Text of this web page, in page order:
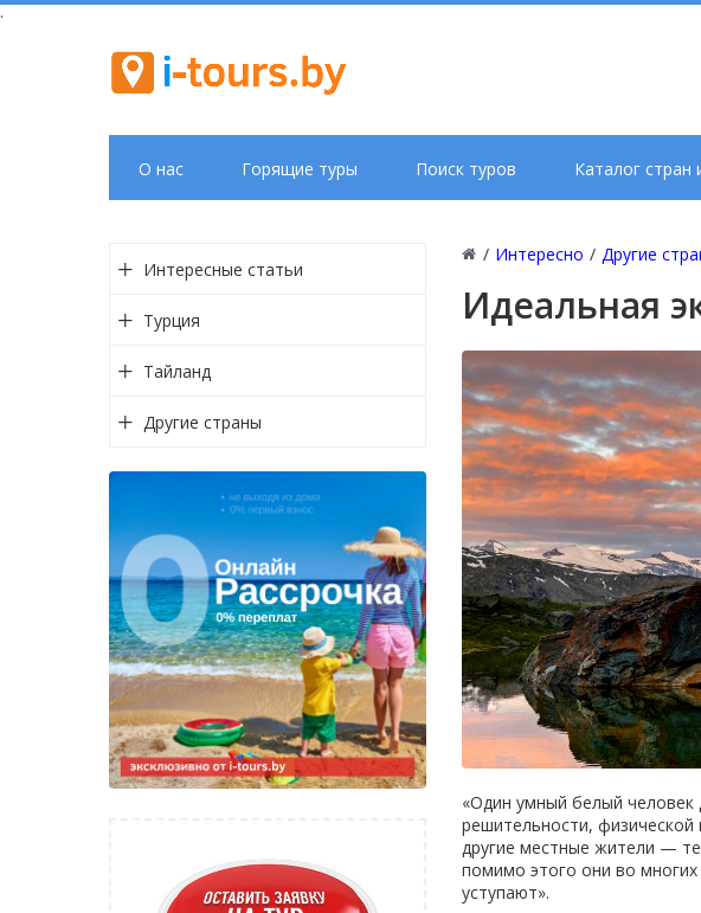
.
О нас Горящие туры Поиск туров Каталог стран
/ Интересно / Другие
Идеальная
Интересные статьи
Турция
Тайланд
Другие страны
«Один умный белый человек
решительности,
другие местные жители —
помимо этого они во
уступают».